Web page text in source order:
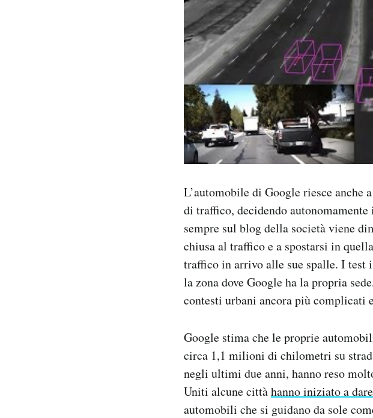
L’automobile di Google riesce anche
di traffico, decidendo
sempre sul blog della società viene
chiusa al traffico e a spostarsi in
traffico in arrivo alle sue spalle. I test
la zona dove Google ha la propria
contesti urbani ancora più complicati
Google stima che le proprie
circa 1,1 milioni di chilometri su
negli ultimi due anni, hanno reso
Uniti alcune cittàhanno iniziato a
automobili che si guidano da sole